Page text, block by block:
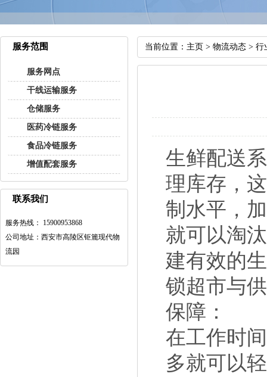
服务范围
服务网点
干线运输服务
仓储服务
医药冷链服务
食品冷链服务
增值配套服务
联系我们
服务热线： 15900953868
公司地址：西安市高陵区钜簏现代物
流园
当前位置： 主页 > 物流动态 > 行
生鲜配送
理库存，
制水平，
就可以淘
建有效的
锁超市与
保障：
在工作时
多就可以